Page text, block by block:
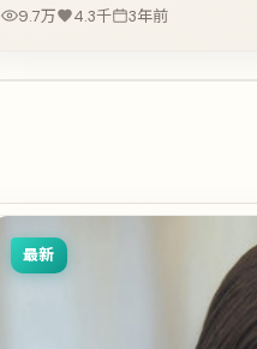
9.7万 4.3千 3年前
最新